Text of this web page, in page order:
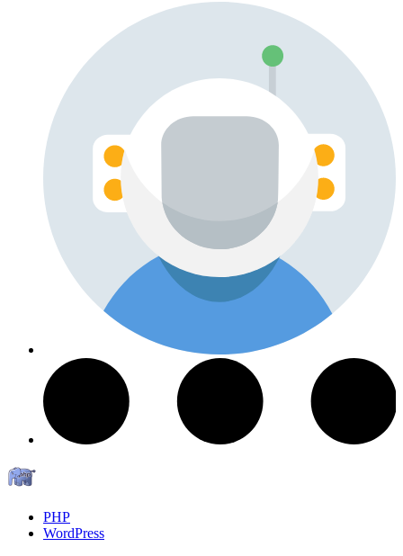
PHP
WordPress